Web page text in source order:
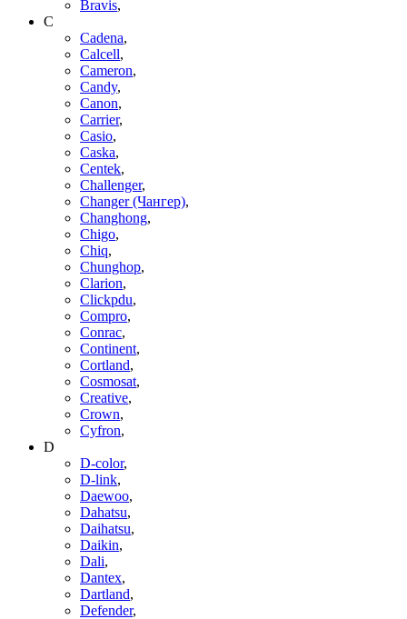
Bravis,
C
Cadena,
Calcell,
Cameron,
Candy,
Canon,
Carrier,
Casio,
Caska,
Centek,
Challenger,
Changer (Чангер),
Changhong,
Chigo,
Chiq,
Chunghop,
Clarion,
Clickpdu,
Compro,
Conrac,
Continent,
Cortland,
Cosmosat,
Creative,
Crown,
Cyfron,
D
D-color,
D-link,
Daewoo,
Dahatsu,
Daihatsu,
Daikin,
Dali,
Dantex,
Dartland,
Defender,